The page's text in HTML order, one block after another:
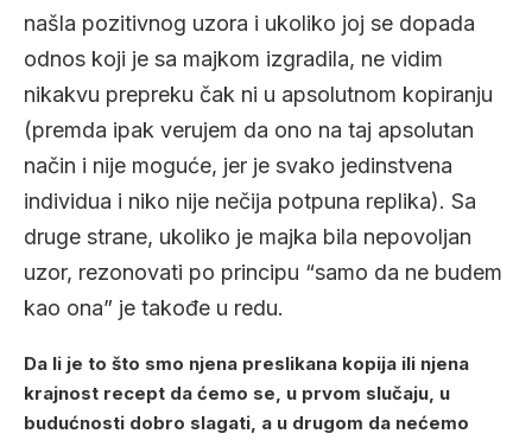
našla pozitivnog uzora i ukoliko joj se dopada
odnos koji je sa majkom izgradila, ne vidim
nikakvu prepreku čak ni u apsolutnom kopiranju
(premda ipak verujem da ono na taj apsolutan
način i nije moguće, jer je svako jedinstvena
individua i niko nije nečija potpuna replika). Sa
druge strane, ukoliko je majka bila nepovoljan
uzor, rezonovati po principu “samo da ne budem
kao ona” je takođe u redu.
Da li je to što smo njena preslikana kopija ili njena
krajnost recept da ćemo se, u prvom slučaju, u
budućnosti dobro slagati, a u drugom da nećemo